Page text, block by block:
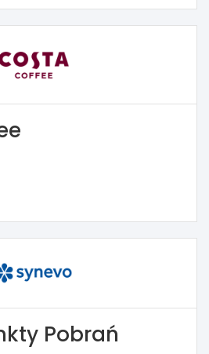
Pobrań